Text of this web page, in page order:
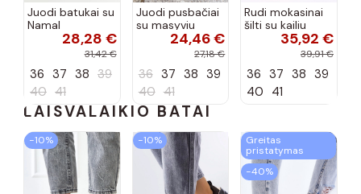
Juodi batukai su
Namal
dekoracija28,28 €
31,42 €
36 37 38 39
40 41
Juodi pusbačiai
su masyviu
padu Teska24,46 €
27,18 €
36 37 38 39
40 41
Rudi mokasinai
šilti su kailiu
35,92 €
39,91 €
36 37 38 39
40 41
LAISVALAIKIO BATAI
−10% −10%
Greitas
pristatymas
−40%